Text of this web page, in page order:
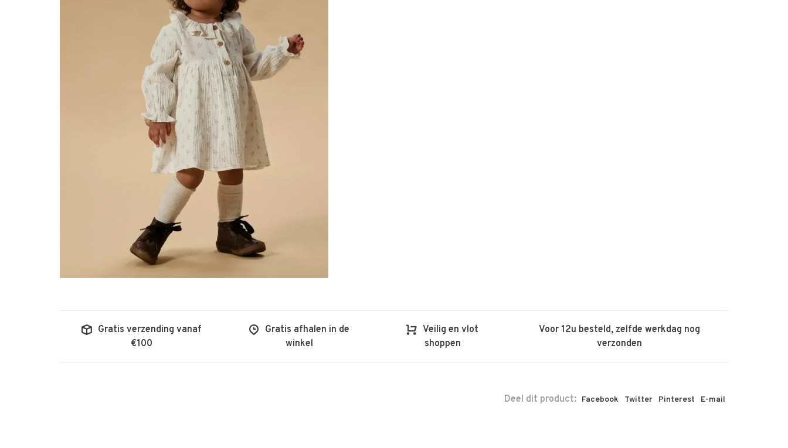
Gratis verzending vanaf
€100
Gratis afhalen in de
winkel
Veilig en vlot
shoppen
Voor 12u besteld, zelfde werkdag nog
verzonden
Deel dit product: Facebook Twitter Pinterest E-mail